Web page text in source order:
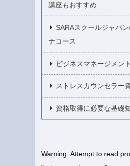
講座もおすすめ
SARAスクールジャパ
ナコース
ビジネスマネージメン
ストレスカウンセラー
資格取得に必要な基礎
Warning: Attempt to read